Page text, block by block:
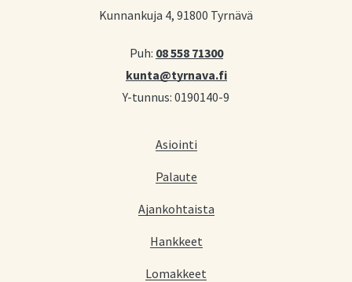
Kunnankuja 4, 91800 Tyrnävä
Puh: 08 558 71300
kunta@tyrnava.fi
Y-tunnus: 0190140-9
Asiointi
Palaute
Ajankohtaista
Hankkeet
Lomakkeet